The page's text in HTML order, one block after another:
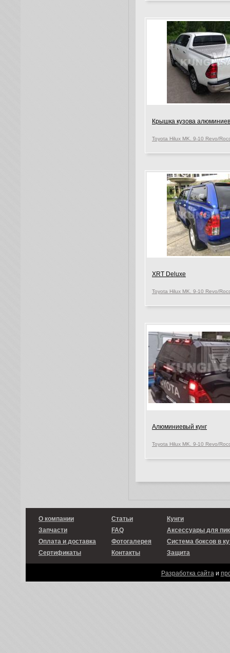
Крышка кузова
XRT Deluxe
Алюминиевый кунг
О компании
Запчасти
Оплата и доставка
Сертификаты
Статьи
FAQ
Фотогалерея
Контакты
Кунги
Аксессуары для
Система боксов в
Защита
Разработка сайта и